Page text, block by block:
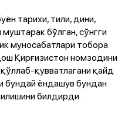
тарихи, тили, дини,
бўлган, сўнгги
муносабатлари тобора
Қирғизистон номзодини
қувватлагани қайд
бундай ёндашув бундан
билдирди.